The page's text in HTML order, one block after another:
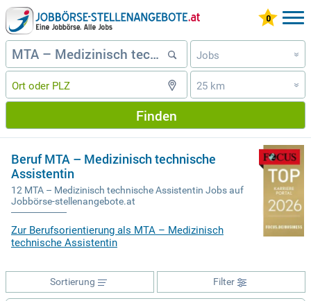
Jobs »
25 km »
Finden
Beruf MTA – Medizinisch technische
Assistentin
12 MTA – Medizinisch technische Assistentin Jobs auf
Jobbörse-stellenangebote.at
Zur Berufsorientierung als MTA – Medizinisch
technische Assistentin
Filter
Sortierung